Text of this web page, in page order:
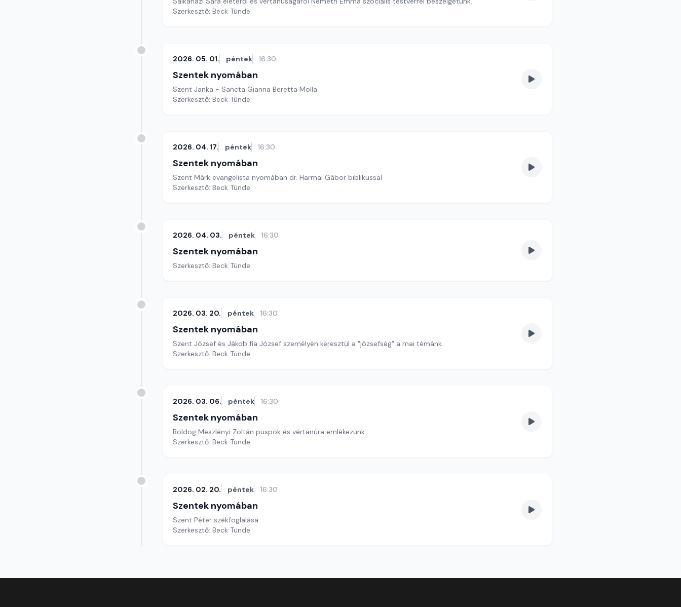
Szerkesztő: Beck Tünde
2026. 05. 01. péntek 16:30
Szentek nyomában
Szent Janka - Sancta Gianna Beretta Molla
Szerkesztő: Beck Tünde
2026. 04. 17. péntek 16:30
Szentek nyomában
Szent Márk evangelista nyomában dr. Harmai Gábor biblikussal
Szerkesztő: Beck Tünde
2026. 04. 03. péntek 16:30
Szentek nyomában
Szerkesztő: Beck Tünde
2026. 03. 20. péntek 16:30
Szentek nyomában
Szent József és Jákob fia József személyén keresztül a "józsefség" a mai témánk.
Szerkesztő: Beck Tünde
2026. 03. 06. péntek 16:30
Szentek nyomában
Boldog Meszlényi Zoltán püspök és vértanúra emlékezünk
Szerkesztő: Beck Tünde
2026. 02. 20. péntek 16:30
Szentek nyomában
Szent Péter székfoglalása
Szerkesztő: Beck Tünde